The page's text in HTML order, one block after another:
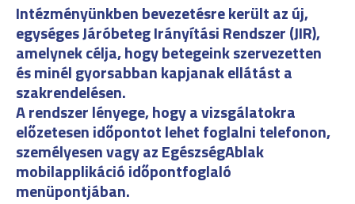
Intézményünkben bevezetésre került az új,
egységes Járóbeteg Irányítási Rendszer (JIR),
amelynek célja, hogy betegeink szervezetten
és minél gyorsabban kapjanak ellátást a
szakrendelésen.
A rendszer lényege, hogy a vizsgálatokra
előzetesen időpontot lehet foglalni telefonon,
személyesen vagy az EgészségAblak
mobilapplikáció időpontfoglaló
menüpontjában.